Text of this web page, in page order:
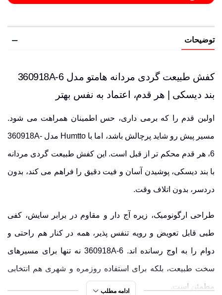
توضیحات
کفش طبیعت گردی مردانه هامتو مدل 360918A-6
بند دیسکی | هر قدم، اعتماد به نفس بهتر
اولین قدم را که برمی داری، حس اطمینان همراهت می شود.
مسیر پیش رو شاید پرچالش باشد، اما با Humtto مدل 360918A-
6، هر قدم محکم تر از قبل است. این کفش طبیعت گردی مردانه
با بند دیسکی، پوشیدن آسان و فیت دقیق را فراهم می کند، بدون
دردسر، بدون اتلاف وقت.
طراحی ارگونومیک، زیره آج دار و مقاوم در برابر سایش، کفی
طبی قابل تعویض و رویه تنفس پذیر، همه در کنار هم راحتی و
دوام را به اوج رسانده اند. 360918A-6 نه تنها برای مسیرهای
سخت طبیعت، بلکه برای استفاده روزمره و شهری هم انتخابی
مطمئن است.
ادامه مطلب